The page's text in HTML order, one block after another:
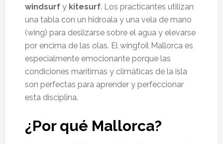
windsurfy kitesurf. Los practicantes utilizan
una tabla con un hidroala y una vela de mano
(wing) para deslizarse sobre el agua y elevarse
por encima de las olas. El wingfoil Mallorca es
especialmente emocionante porque las
condiciones marítimas y climáticas de la isla
son perfectas para aprender y perfeccionar
esta disciplina.
¿Por qué Mallorca?